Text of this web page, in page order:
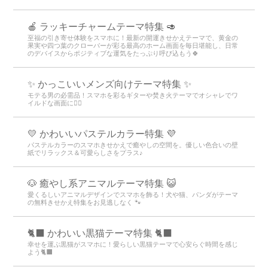
🍎 ラッキーチャームテーマ特集 🥑
至福の引き寄せ体験をスマホに！最新の開運きせかえテーマで、黄金の
果実や四つ葉のクローバーが彩る最高のホーム画面を毎日堪能し、日常
のデバイスからポジティブな運気をたっぷり呼び込もう🍀
✨ かっこいいメンズ向けテーマ特集 ✨
モテる男の必需品！スマホを彩るギターや焚き火テーマでオシャレでワ
イルドな画面に👍🏻
💛 かわいいパステルカラー特集 💜
パステルカラーのスマホきせかえで癒やしの空間を。優しい色合いの壁
紙でリラックス＆可愛らしさをプラス♪
🐶 癒やし系アニマルテーマ特集 😺
愛くるしいアニマルデザインでスマホを飾る！犬や猫、パンダがテーマ
の無料きせかえ特集をお見逃しなく 🐾
🐈‍⬛ かわいい黒猫テーマ特集 🐈‍⬛
幸せを運ぶ黒猫がスマホに！愛らしい黒猫テーマで心安らぐ時間を感じ
よう🐈‍⬛